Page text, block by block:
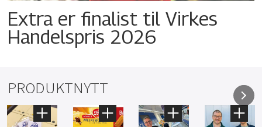
Extra er finalist til Virkes
Handelspris 2026
PRODUKTNYTT